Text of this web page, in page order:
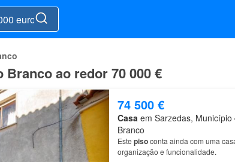
ao redor 70 000 €
74 500 €
Casaem Sarzedas, Município
Branco
Este pisoconta ainda com uma
organização e funcionalidade.